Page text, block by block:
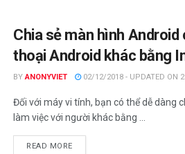
Chia sẻ màn hình Android
thoại Android khác bằng
BY ANONYVIET 02/12/2018 - UPDATED ON
Đối với máy vi tính, bạn có thể dễ dàng
làm việc với người khác bằng ...
READ MOREDETAILS